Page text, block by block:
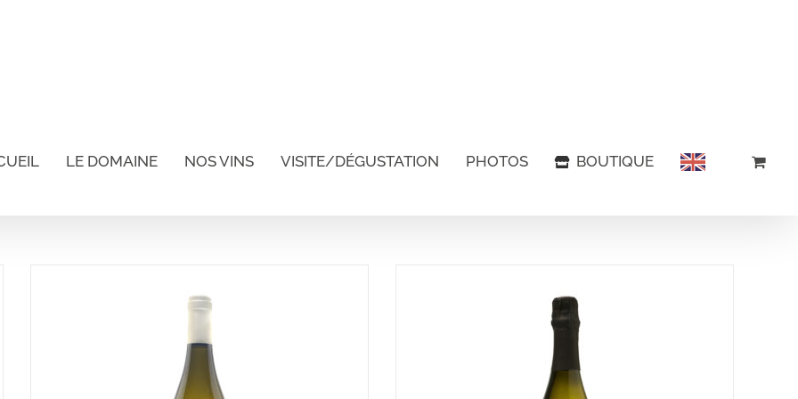
LE DOMAINE NOS VINS VISITE/DÉGUSTATION PHOTOS BOUTIQUE